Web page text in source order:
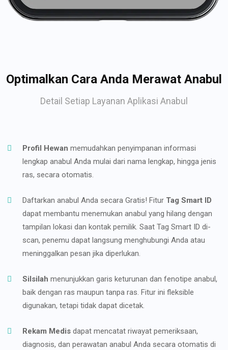
Optimalkan Cara Anda Merawat Anabul
Detail Setiap Layanan Aplikasi Anabul
Profil Hewan memudahkan penyimpanan informasi
lengkap anabul Anda mulai dari nama lengkap, hingga jenis
ras, secara otomatis.
Daftarkan anabul Anda secara Gratis! Fitur Tag Smart ID
dapat membantu menemukan anabul yang hilang dengan
tampilan lokasi dan kontak pemilik. Saat Tag Smart ID di-
scan, penemu dapat langsung menghubungi Anda atau
meninggalkan pesan jika diperlukan.
Silsilah menunjukkan garis keturunan dan fenotipe anabul,
baik dengan ras maupun tanpa ras. Fitur ini fleksible
digunakan, tetapi tidak dapat dicetak.
Rekam Medis dapat mencatat riwayat pemeriksaan,
diagnosis, dan perawatan anabul Anda secara otomatis di